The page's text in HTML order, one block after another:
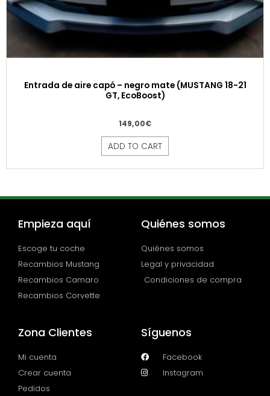
Entrada de aire capó – negro mate (MUSTANG 18-21
GT, EcoBoost)
149,00€
ADD TO CART
Empieza aquí
Escoge tu coche
Recambios Mustang
Recambios Camaro
Recambios Corvette
Quiénes somos
Quiénes somos
Legal y privacidad
Condiciones de compra
Zona Clientes
Mi cuenta
Crear cuenta
Pedidos
Síguenos
Facebook
Instagram